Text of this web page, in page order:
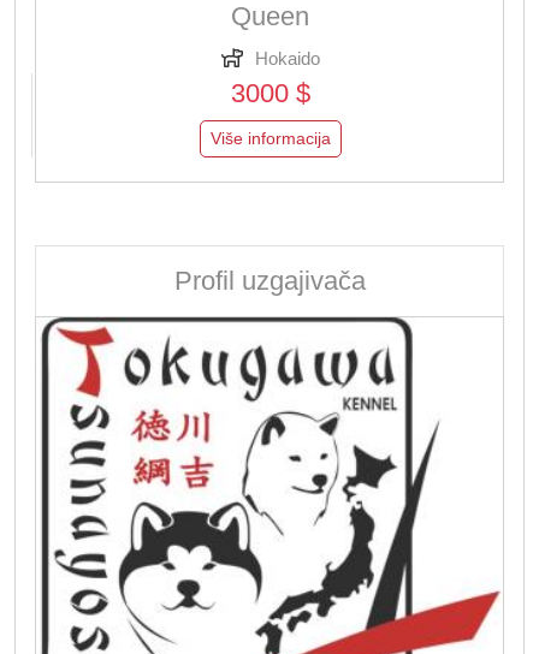
Queen
Hokaido
3000 $
Više informacija
Profil uzgajivača